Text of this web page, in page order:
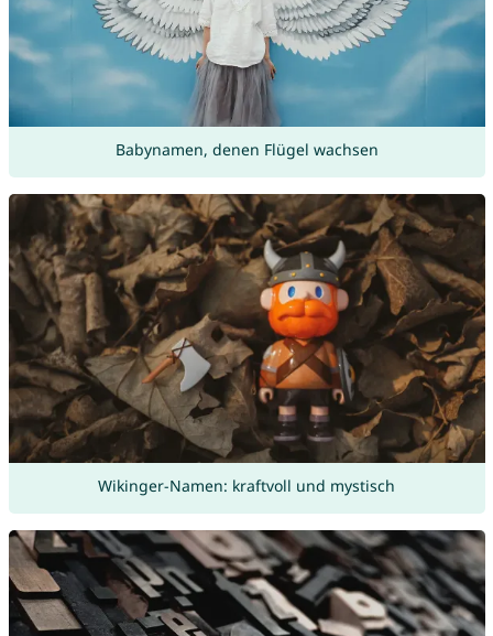
Babynamen, denen Flügel wachsen
Wikinger-Namen: kraftvoll und mystisch